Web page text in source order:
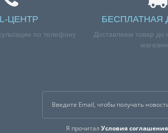
ЦЕНТР
по телефону
БЕСПЛАТНАЯ
Доставляем товар
Я прочиталУсловия соглашения